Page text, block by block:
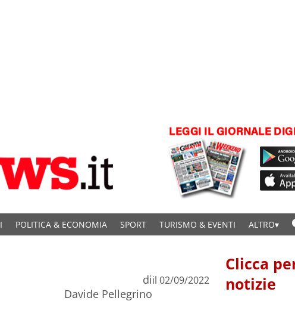
POLITICA & ECONOMIA SPORT TURISMO & EVENTI ALTRO
di
Davide Pellegrino
il 02/09/2022
Clicca
notizie